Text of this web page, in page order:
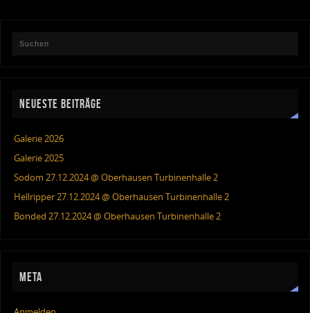
NEUESTE BEITRÄGE
Galerie 2026
Galerie 2025
Sodom 27.12.2024 @ Oberhausen Turbinenhalle 2
Hellripper 27.12.2024 @ Oberhausen Turbinenhalle 2
Bonded 27.12.2024 @ Oberhausen Turbinenhalle 2
META